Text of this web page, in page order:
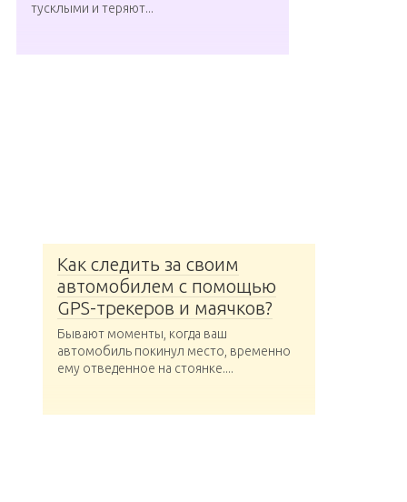
тусклыми и теряют...
Как следить за своим
автомобилем с помощью
GPS-трекеров и маячков?
Бывают моменты, когда ваш
автомобиль покинул место, временно
ему отведенное на стоянке....